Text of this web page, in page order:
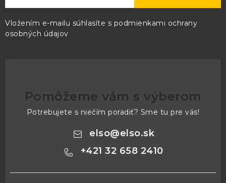
Vložením e-mailu súhlasíte s podmienkami ochrany
osobných údajov
Pomôžeme vám s výberom
Potrebujete s niečím poradiť? Sme tu pre vás!
elso@elso.sk
+421 32 658 2410